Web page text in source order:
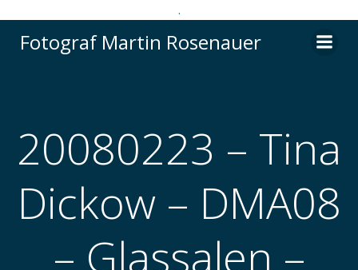
.
til
Fotograf Martin Rosenauer
20080223 – Tina
Dickow – DMA08
– Glassalen –